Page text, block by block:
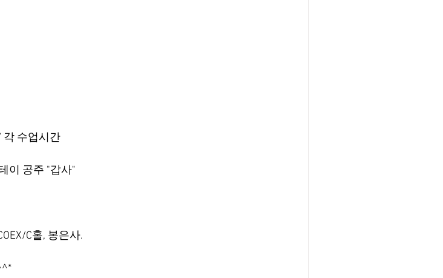
각 수업시간
이 공주 "갑사"
C홀, 봉은사.